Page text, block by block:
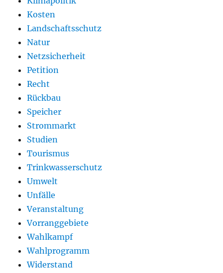
Kosten
Landschaftsschutz
Natur
Netzsicherheit
Petition
Recht
Rückbau
Speicher
Strommarkt
Studien
Tourismus
Trinkwasserschutz
Umwelt
Unfälle
Veranstaltung
Vorranggebiete
Wahlkampf
Wahlprogramm
Widerstand